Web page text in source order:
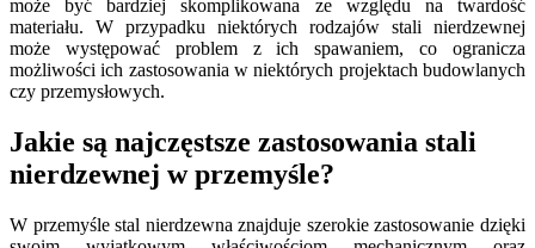
może być bardziej skomplikowana ze względu na twardość
materiału. W przypadku niektórych rodzajów stali nierdzewnej
może występować problem z ich spawaniem, co ogranicza
możliwości ich zastosowania w niektórych projektach budowlanych
czy przemysłowych.
Jakie są najczęstsze zastosowania stali
nierdzewnej w przemyśle?
W przemyśle stal nierdzewna znajduje szerokie zastosowanie dzięki